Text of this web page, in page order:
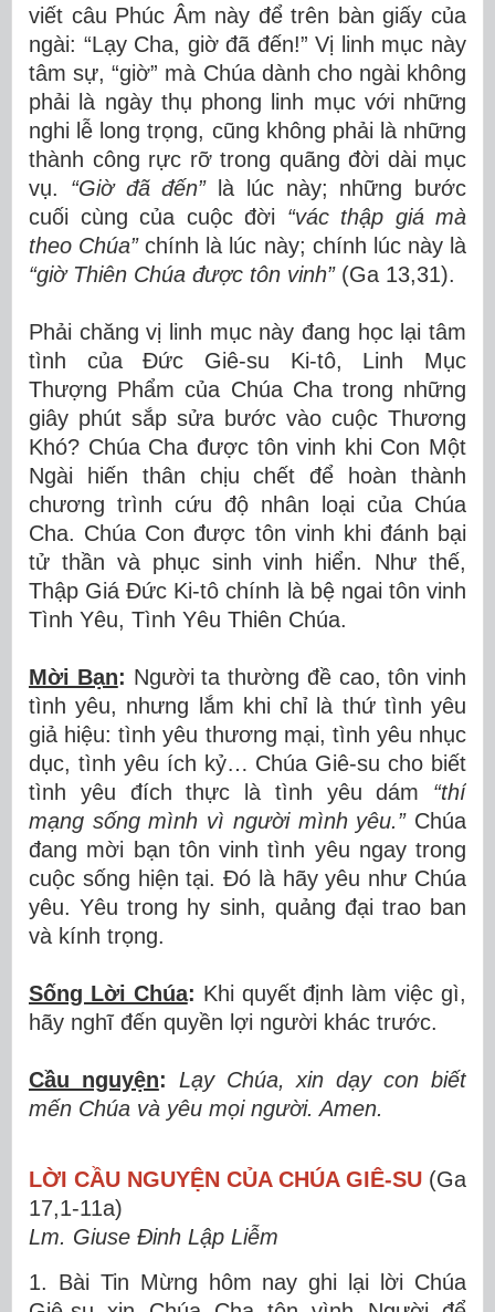
viết câu Phúc Âm này để trên bàn giấy của
ngài: “Lạy Cha, giờ đã đến!” Vị linh mục này
tâm sự, “giờ” mà Chúa dành cho ngài không
phải là ngày thụ phong linh mục với những
nghi lễ long trọng, cũng không phải là những
thành công rực rỡ trong quãng đời dài mục
vụ. “Giờ đã đến”là lúc này; những bước
cuối cùng của cuộc đời “vác thập giá mà
theo Chúa”chính là lúc này; chính lúc này là
“giờ Thiên Chúa được tôn vinh” (Ga 13,31).
Phải chăng vị linh mục này đang học lại tâm
tình của Đức Giê-su Ki-tô, Linh Mục
Thượng Phẩm của Chúa Cha trong những
giây phút sắp sửa bước vào cuộc Thương
Khó? Chúa Cha được tôn vinh khi Con Một
Ngài hiến thân chịu chết để hoàn thành
chương trình cứu độ nhân loại của Chúa
Cha. Chúa Con được tôn vinh khi đánh bại
tử thần và phục sinh vinh hiển. Như thế,
Thập Giá Đức Ki-tô chính là bệ ngai tôn vinh
Tình Yêu, Tình Yêu Thiên Chúa.
Mời Bạn: Người ta thường đề cao, tôn vinh
tình yêu, nhưng lắm khi chỉ là thứ tình yêu
giả hiệu: tình yêu thương mại, tình yêu nhục
dục, tình yêu ích kỷ… Chúa Giê-su cho biết
tình yêu đích thực là tình yêu dám “thí
mạng sống mình vì người mình yêu.”Chúa
đang mời bạn tôn vinh tình yêu ngay trong
cuộc sống hiện tại. Đó là hãy yêu như Chúa
yêu. Yêu trong hy sinh, quảng đại trao ban
và kính trọng.
Sống Lời Chúa: Khi quyết định làm việc gì,
hãy nghĩ đến quyền lợi người khác trước.
Cầu nguyện:
Lạy Chúa, xin dạy con biết
mến Chúa và yêu mọi người. Amen.
LỜI CẦU NGUYỆN CỦA CHÚA GIÊ-SU (Ga
17,1-11a)
Lm. Giuse Đinh Lập Liễm
1. Bài Tin Mừng hôm nay ghi lại lời Chúa